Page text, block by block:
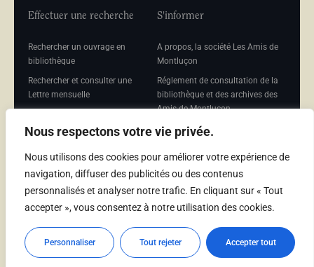
Nous respectons votre vie privée.
Nous utilisons des cookies pour améliorer votre expérience de
navigation, diffuser des publicités ou des contenus
personnalisés et analyser notre trafic. En cliquant sur « Tout
accepter », vous consentez à notre utilisation des cookies.
Personnaliser Tout rejeter Accepter tout
Effectuer une recherche
Rechercher un ouvrage en
bibliothèque
Rechercher et consulter une
Lettre mensuelle
mensuelle
S'informer
A propos, la société Les Amis de
Montluçon
Réglement de consultation de la
bibliothèque et des archives des
Amis de Montluçon
Mentions légales
Adhérer